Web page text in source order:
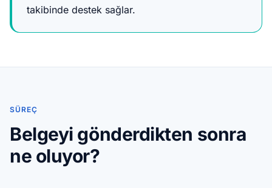
takibinde destek sağlar.
SÜREÇ
Belgeyi gönderdikten sonra
ne oluyor?